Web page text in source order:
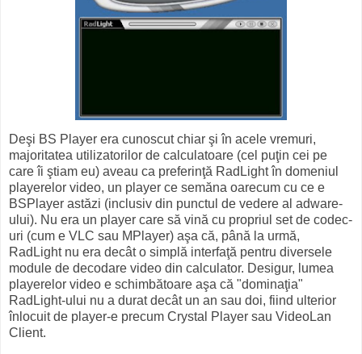
Deşi BS Player era cunoscut chiar şi în acele vremuri,
majoritatea utilizatorilor de calculatoare (cel puţin cei pe
care îi ştiam eu) aveau ca preferinţă RadLight în domeniul
playerelor video, un player ce semăna oarecum cu ce e
BSPlayer astăzi (inclusiv din punctul de vedere al adware-
ului). Nu era un player care să vină cu propriul set de codec-
uri (cum e VLC sau MPlayer) aşa că, până la urmă,
RadLight nu era decât o simplă interfaţă pentru diversele
module de decodare video din calculator. Desigur, lumea
playerelor video e schimbătoare aşa că "dominaţia"
RadLight-ului nu a durat decât un an sau doi, fiind ulterior
înlocuit de player-e precum Crystal Player sau VideoLan
Client.